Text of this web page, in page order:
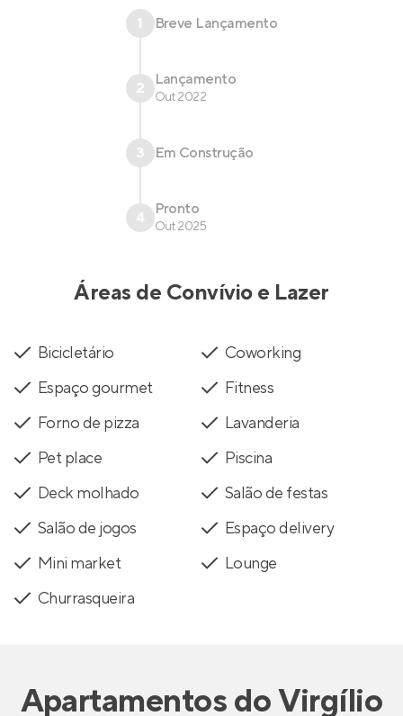
1 Breve Lançamento
2 Lançamento
Out 2022
3 Em Construção
4 Pronto
Out 2025
Áreas de Convívio e Lazer
Bicicletário
Coworking
Espaço gourmet
Fitness
Forno de pizza
Lavanderia
Pet place
Piscina
Deck molhado
Salão de festas
Salão de jogos
Espaço delivery
Mini market
Lounge
Churrasqueira
ApartamentosdoVirgílio